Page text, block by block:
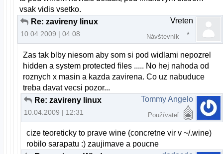
vsak vidis vsetko.
Re: zavireny linux
10.04.2009 | 04:08
Vreten
Návštevník
Zas tak blby niesom aby som si pod widlami nepozrel
hidden a system protected files ..... No hej nahoda od
roznych x masin a kazda zavirena. Co uz nabuduce
treba davat vecsi pozor...
Re: zavireny linux
10.04.2009 | 12:31
Tommy Angelo
Používateľ
cize teoreticky to prave wine (concretne vir v ~/.wine)
robilo sarapatu :) zaujimave a poucne